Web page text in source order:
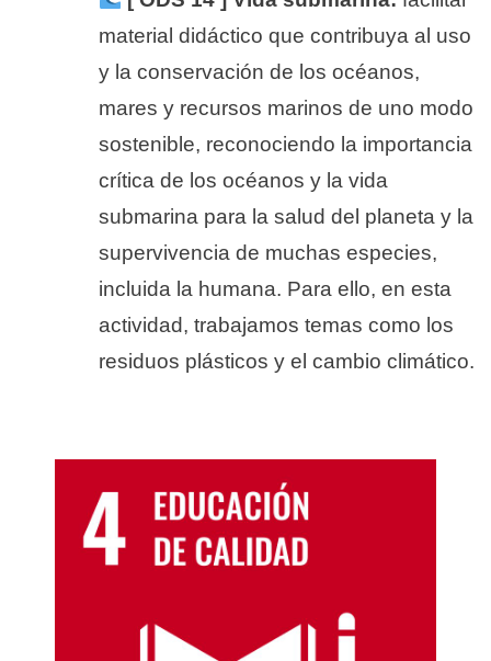
material didáctico que contribuya al uso
y la conservación de los océanos,
mares y recursos marinos de uno modo
sostenible, reconociendo la importancia
crítica de los océanos y la vida
submarina para la salud del planeta y la
supervivencia de muchas especies,
incluida la humana. Para ello, en esta
actividad, trabajamos temas como los
residuos plásticos y el cambio climático.